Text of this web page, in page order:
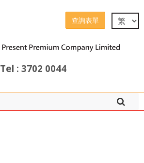
查詢表單
Tel : 3702 0044